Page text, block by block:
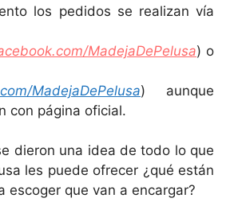
los pedidos se realizan vía
MadejaDePelusa) o
MadejaDePelusa) aunque
con página oficial.
dieron una idea de todo lo que
les puede ofrecer ¿qué están
escoger que van a encargar?